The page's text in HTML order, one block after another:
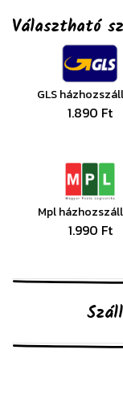
Választható
GLS
1.890 Ft
Mpl
1.990 Ft